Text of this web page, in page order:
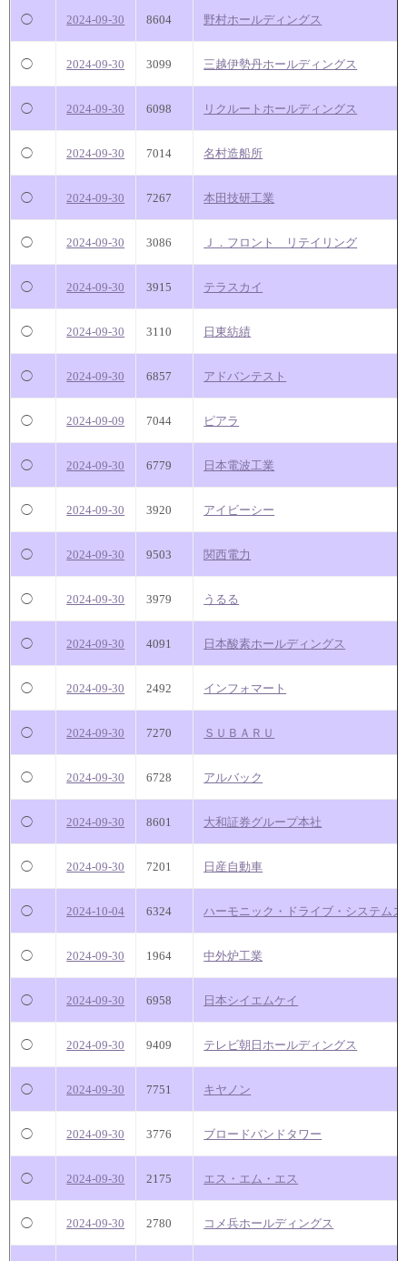
◯ 2024-09-30 8604 野村ホールディングス
◯ 2024-09-30 3099 三越伊勢丹ホールディングス
◯ 2024-09-30 6098 リクルートホールディングス
◯ 2024-09-30 7014 名村造船所
◯ 2024-09-30 7267 本田技研工業
◯ 2024-09-30 3086 Ｊ．フロント リテイリング
◯ 2024-09-30 3915 テラスカイ
◯ 2024-09-30 3110 日東紡績
◯ 2024-09-30 6857 アドバンテスト
◯ 2024-09-09 7044 ピアラ
◯ 2024-09-30 6779 日本電波工業
◯ 2024-09-30 3920 アイビーシー
◯ 2024-09-30 9503 関西電力
◯ 2024-09-30 3979 うるる
◯ 2024-09-30 4091 日本酸素ホールディングス
◯ 2024-09-30 2492 インフォマート
◯ 2024-09-30 7270 ＳＵＢＡＲＵ
◯ 2024-09-30 6728 アルバック
◯ 2024-09-30 8601 大和証券グループ本社
◯ 2024-09-30 7201 日産自動車
◯ 2024-10-04 6324 ハーモニック・ドライブ・システムズ
◯ 2024-09-30 1964 中外炉工業
◯ 2024-09-30 6958 日本シイエムケイ
◯ 2024-09-30 9409 テレビ朝日ホールディングス
◯ 2024-09-30 7751 キヤノン
◯ 2024-09-30 3776 ブロードバンドタワー
◯ 2024-09-30 2175 エス・エム・エス
◯ 2024-09-30 2780 コメ兵ホールディングス